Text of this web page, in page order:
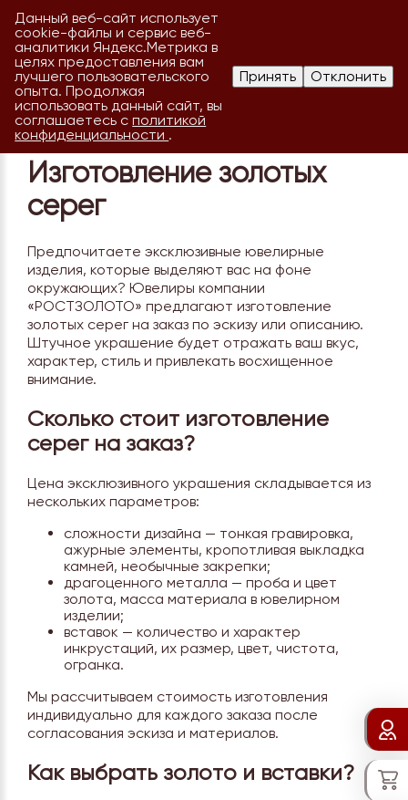
Изготовление золотых
серег
Предпочитаете эксклюзивные ювелирные
изделия, которые выделяют вас на фоне
окружающих? Ювелиры компании
«РОСТЗОЛОТО» предлагают изготовление
золотых серег на заказ по эскизу или описанию.
Штучное украшение будет отражать ваш вкус,
характер, стиль и привлекать восхищенное
внимание.
Сколько стоит изготовление
серег на заказ?
Цена эксклюзивного украшения складывается из
нескольких параметров:
сложности дизайна — тонкая гравировка,
ажурные элементы, кропотливая выкладка
камней, необычные закрепки;
драгоценного металла — проба и цвет
золота, масса материала в ювелирном
изделии;
вставок — количество и характер
инкрустаций, их размер, цвет, чистота,
огранка.
Мы рассчитываем стоимость изготовления
индивидуально для каждого заказа после
согласования эскиза и материалов.
Как выбрать золото и вставки?
Данный веб-сайт использует
cookie-файлы и сервис веб-
аналитики Яндекс.Метрика в
целях предоставления вам
лучшего пользовательского
опыта. Продолжая
использовать данный сайт, вы
соглашаетесь сполитикой
конфиденциальности .
Принять Отклонить